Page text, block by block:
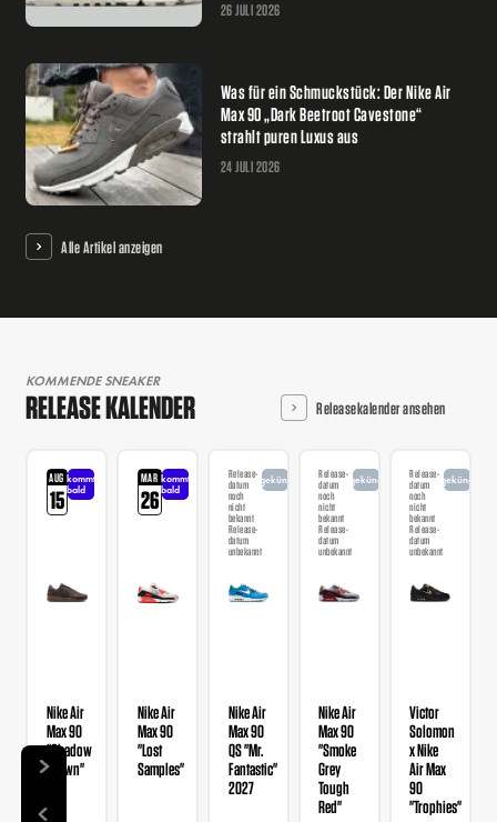
26 JULI 2026
Was für ein Schmuckstück: Der Nike Air
Max 90 „Dark Beetroot Cavestone“
strahlt puren Luxus aus
24 JULI 2026
Alle Artikel anzeigen
KOMMENDE SNEAKER
RELEASE KALENDER Releasekalender ansehen
AUG
15
kommt
bald
Nike Air
Max 90
"Shadow
Brown"
MAR
26
kommt
bald
Nike Air
Max 90
"Lost
Samples"
Release-
datum
noch
nicht
bekannt
Release-
datum
unbekannt
angekündigt
Nike Air
Max 90
QS "Mr.
Fantastic"
2027
Release-
datum
noch
nicht
bekannt
Release-
datum
unbekannt
angekündigt
Nike Air
Max 90
"Smoke
Grey
Tough
Red"
Release-
datum
noch
nicht
bekannt
Release-
datum
unbekannt
angekündigt
Victor
Solomon
x Nike
Air Max
90
"Trophies"